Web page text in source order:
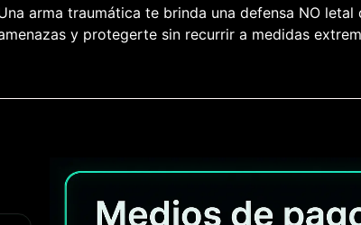
arma traumática te brinda una defensa NO
y protegerte sin recurrir a medidas